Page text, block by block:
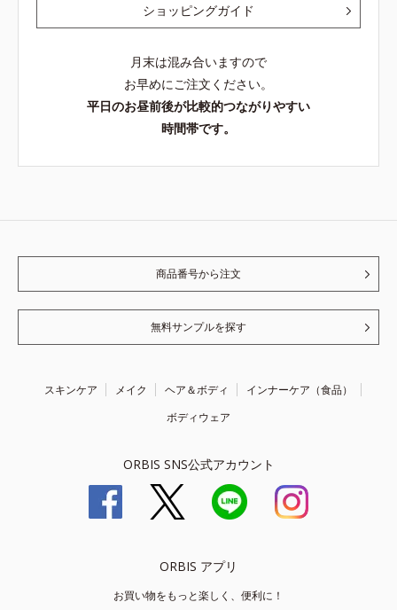
ショッピングガイド
月末は混み合いますので
お早めにご注文ください。
平日のお昼前後が比較的つながりやすい
時間帯です。
商品番号から注文
無料サンプルを探す
スキンケア メイク ヘア＆ボディ
インナーケア（食品）
ボディウェア
ORBIS SNS公式アカウント
ORBIS アプリ
お買い物をもっと楽しく、便利に！